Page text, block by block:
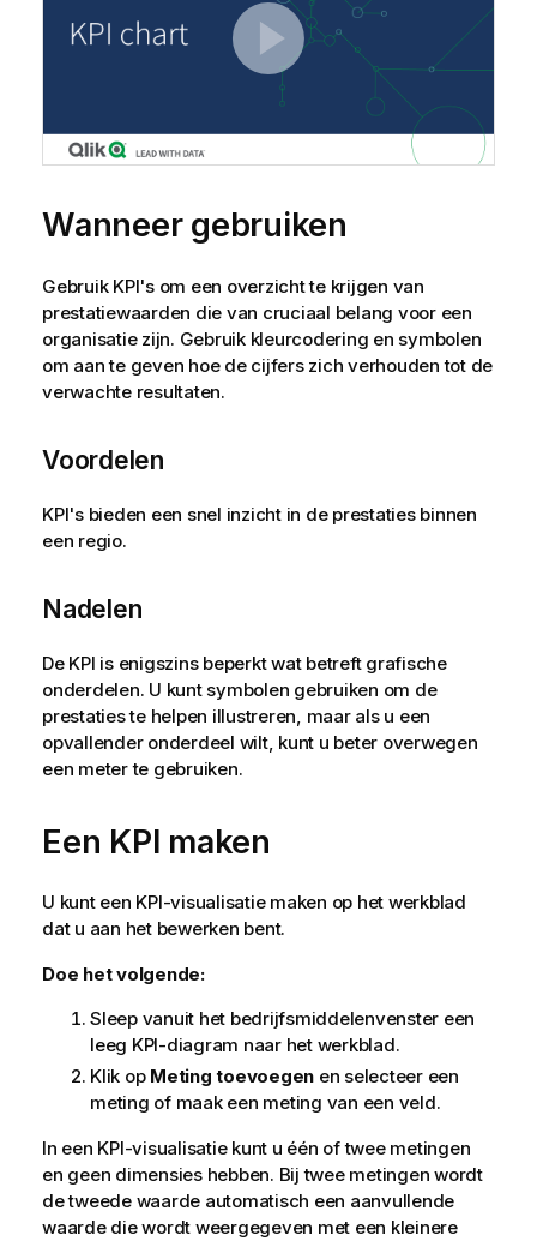
Wanneer gebruiken
Gebruik KPI's om een overzicht te krijgen van
prestatiewaarden die van cruciaal belang voor een
organisatie zijn. Gebruik kleurcodering en symbolen
om aan te geven hoe de cijfers zich verhouden tot de
verwachte resultaten.
Voordelen
KPI's bieden een snel inzicht in de prestaties binnen
een regio.
Nadelen
De KPI is enigszins beperkt wat betreft grafische
onderdelen. U kunt symbolen gebruiken om de
prestaties te helpen illustreren, maar als u een
opvallender onderdeel wilt, kunt u beter overwegen
een meter te gebruiken.
Een KPI maken
U kunt een KPI-visualisatie maken op het werkblad
dat u aan het bewerken bent.
Doe het volgende:
Sleep vanuit het bedrijfsmiddelenvenster een
leeg KPI-diagram naar het werkblad.
Klik op Meting toevoegen en selecteer een
meting of maak een meting van een veld.
In een KPI-visualisatie kunt u één of twee metingen
en geen dimensies hebben. Bij twee metingen wordt
de tweede waarde automatisch een aanvullende
waarde die wordt weergegeven met een kleinere